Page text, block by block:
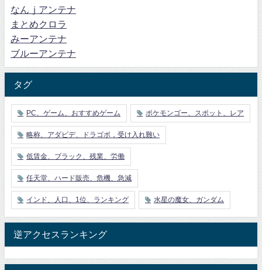
なんｊアンテナ
まとめクロラ
みーアンテナ
ブルーアンテナ
タグ
PC、ゲーム、おすすめゲーム ポケモンゴー、スポット、レア
略称、アダビデ、ドラゴボ，受け入れ難い
低賃金、ブラック、残業、労働
任天堂、ハード販売、危機、急減
インド、人口、1位、ランキング 水星の魔女、ガンダム
逆アクセスランキング